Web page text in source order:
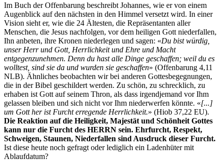
Im Buch der Offenbarung beschreibt Johannes, wie er von einem
Augenblick auf den nächsten in den Himmel versetzt wird. In einer
Vision sieht er, wie die 24 Ältesten, die Repräsentanten aller
Menschen, die Jesus nachfolgen, vor dem heiligen Gott niederfallen,
Ihn anbeten, ihre Kronen niederlegen und sagen: «Du bist würdig,
unser Herr und Gott, Herrlichkeit und Ehre und Macht
entgegenzunehmen. Denn du hast alle Dinge geschaffen; weil du es
wolltest, sind sie da und wurden sie geschaffen» (Offenbarung 4,11
NLB). Ähnliches beobachten wir bei anderen Gottesbegegnungen,
die in der Bibel geschildert werden. Zu schön, zu schrecklich, zu
erhaben ist Gott auf seinem Thron, als dass irgendjemand vor Ihm
gelassen bleiben und sich nicht vor Ihm niederwerfen könnte. «[...]
um Gott her ist Furcht erregende Herrlichkeit.» (Hiob 37,22 EU).
Die Reaktion auf die Heiligkeit, Majestät und Schönheit Gottes
kann nur die Furcht des HERRN sein. Ehrfurcht, Respekt,
Schweigen, Staunen, Niederfallen sind Ausdruck dieser Furcht.
Ist diese heute noch gefragt oder lediglich ein Ladenhüter mit
Ablaufdatum?